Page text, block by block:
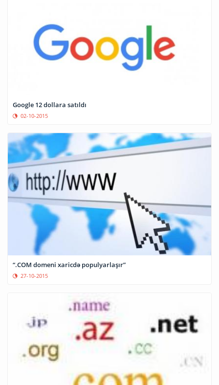
Google 12 dollara satıldı
02-10-2015
“.COM domeni xaricdə populyarlaşır”
27-10-2015